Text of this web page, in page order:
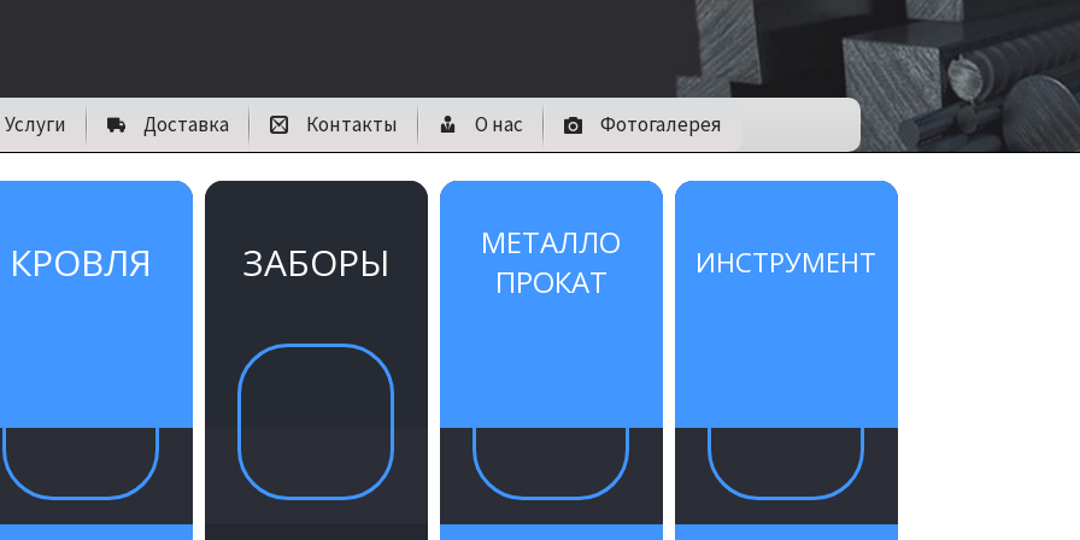
Услуги Доставка Контакты О нас Фотогалерея
КРОВЛЯ ЗАБОРЫ
МЕТАЛЛО
ПРОКАТ
ИНСТРУМЕНТ